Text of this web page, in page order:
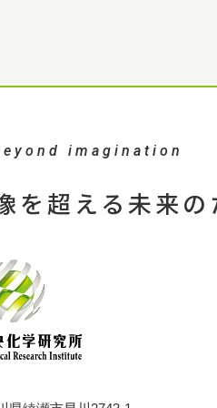
imagination
を超える未来